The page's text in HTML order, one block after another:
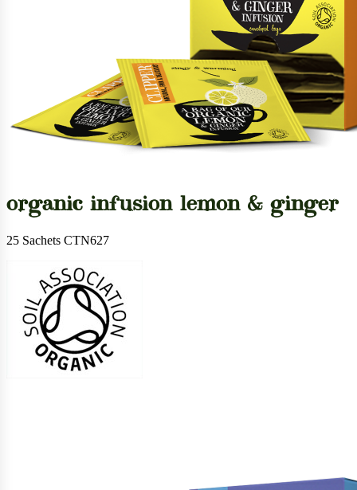
organic infusion lemon & ginger
25 Sachets CTN627